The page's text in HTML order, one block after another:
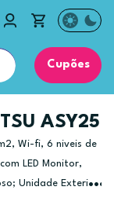
Cupões
ASY25
Wi-fi, 6 niveis de
LED Monitor,
Unidade Exterior